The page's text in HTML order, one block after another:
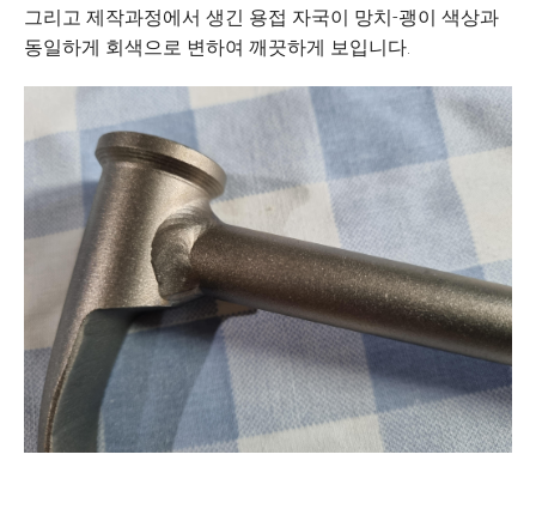
그리고 제작과정에서 생긴 용접 자국이 망치-괭이 색상과
동일하게 회색으로 변하여 깨끗하게 보입니다.